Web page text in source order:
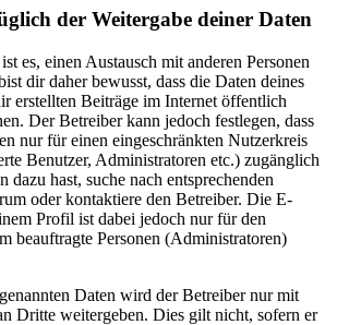
der Weitergabe deiner Daten
es, einen Austausch mit anderen Personen
dir daher bewusst, dass die Daten deines
erstellten Beiträge im Internet öffentlich
Der Betreiber kann jedoch festlegen, dass
nur für einen eingeschränkten Nutzerkreis
Benutzer, Administratoren etc.) zugänglich
dazu hast, suche nach entsprechenden
oder kontaktiere den Betreiber. Die E-
Profil ist dabei jedoch nur für den
beauftragte Personen (Administratoren)
Daten wird der Betreiber nur mit
Dritte weitergeben. Dies gilt nicht, sofern er